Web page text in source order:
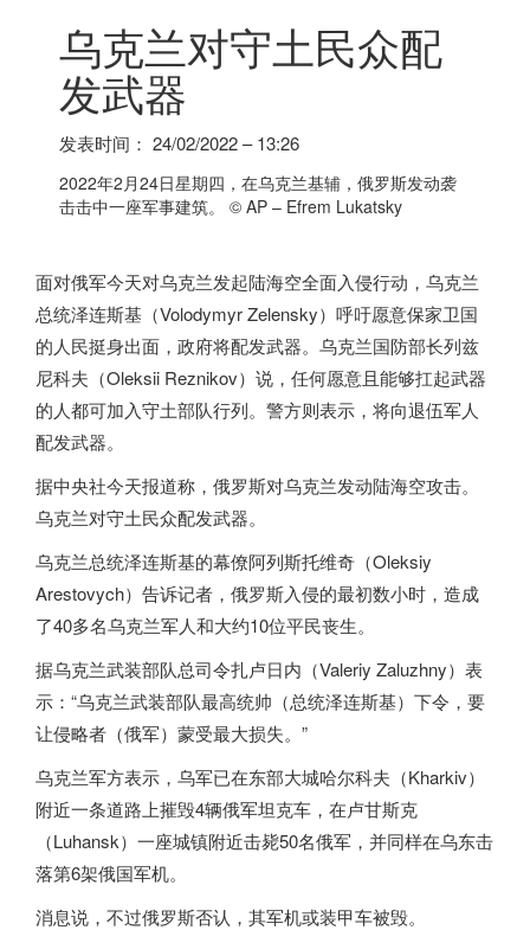
乌克兰对守土民众配
发武器
发表时间： 24/02/2022 – 13:26
2022年2月24日星期四，在乌克兰基辅， 俄罗斯发动袭
击击中一座军事建筑。
© AP – Efrem Lukatsky
面对俄军今天对乌克兰发起陆海空全面入侵行动，乌克兰
总统泽连斯基（Volodymyr Zelensky）呼吁愿意保家卫国
的人民挺身出面，政府将配发武器。乌克兰国防部长列兹
尼科夫（Oleksii Reznikov）说，任何愿意且能够扛起武器
的人都可加入守土部队行列。警方则表示，将向退伍军人
配发武器。
据中央社今天报道称， 俄罗斯对乌克兰发动陆海空攻击。
乌克兰对守土民众配发武器。
乌克兰总统泽连斯基的幕僚阿列斯托维奇（Oleksiy
Arestovych）告诉记者， 俄罗斯入侵的最初数小时，造成
了40多名乌克兰军人和大约10位平民丧生。
据乌克兰武装部队总司令扎卢日内（Valeriy Zaluzhny）表
示：“乌克兰武装部队最高统帅（总统泽连斯基）下令，要
让侵略者（俄军）蒙受最大损失。”
乌克兰军方表示，乌军已在东部大城哈尔科夫（Kharkiv）
附近一条道路上摧毁4辆俄军坦克车，在卢甘斯克
（Luhansk）一座城镇附近击毙50名俄军，并同样在乌东击
落第6架俄国军机。
消息说，不过俄罗斯否认，其军机或装甲车被毁。